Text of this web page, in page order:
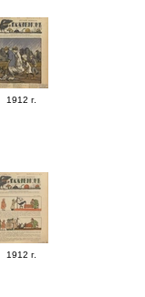
1912 г.
1912 г.